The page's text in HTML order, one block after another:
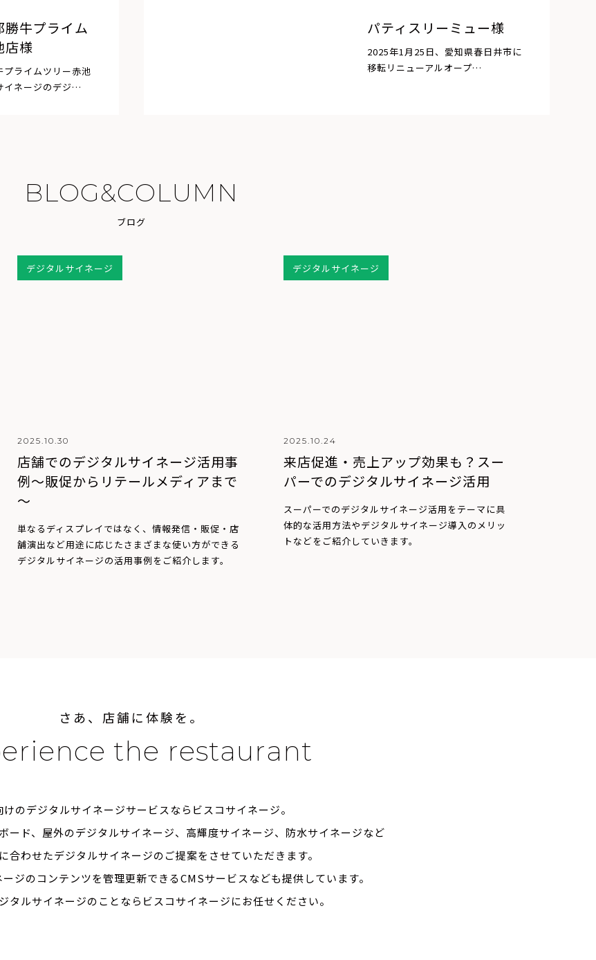
勝牛プライム
店様
プライムツリー赤池
イネージのデジ…
パティスリーミュー様
2025年1月25日、愛知県春日井市に
移転リニューアルオープ…
BLOG&COLU M N
ブログ
デジタルサイネージ
2025.10.30
店舗でのデジタルサイネージ活用事
例～販促からリテールメディアまで
～
単なるディスプレイではなく、情報発信・販促・店
舗演出など用途に応じたさまざまな使い方ができる
デジタルサイネージの活用事例をご紹介します。
デジタルサイネージ
2025.10.24
来店促進・売上アップ効果も？スー
パーでのデジタルサイネージ活用
スーパーでのデジタルサイネージ活用をテーマに具
体的な活用方法やデジタルサイネージ導入のメリッ
トなどをご紹介していきます。
さ あ、 店舗 に体験を 。
erience the restaurant
けのデジタルサイネージサービスならビスコサイネージ。
ード、屋外のデジタルサイネージ、高輝度サイネージ、防水サイネージなど
合わせたデジタルサイネージのご提案をさせていただきます。
ジのコンテンツを管理更新できるCMSサービスなども提供しています。
タルサイネージのことならビスコサイネージにお任せください。